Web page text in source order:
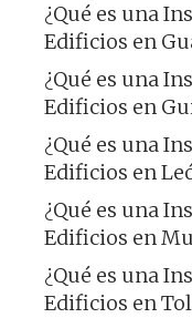
¿Qué es una
Edificios en
¿Qué es una
Edificios en
¿Qué es una
Edificios en
¿Qué es una
Edificios en
¿Qué es una
Edificios en